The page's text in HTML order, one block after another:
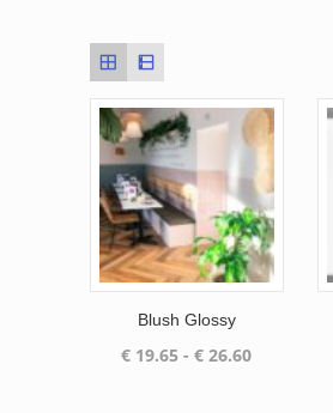
Blush Glossy
€ 19.65 - € 26.60Prijsklasse: